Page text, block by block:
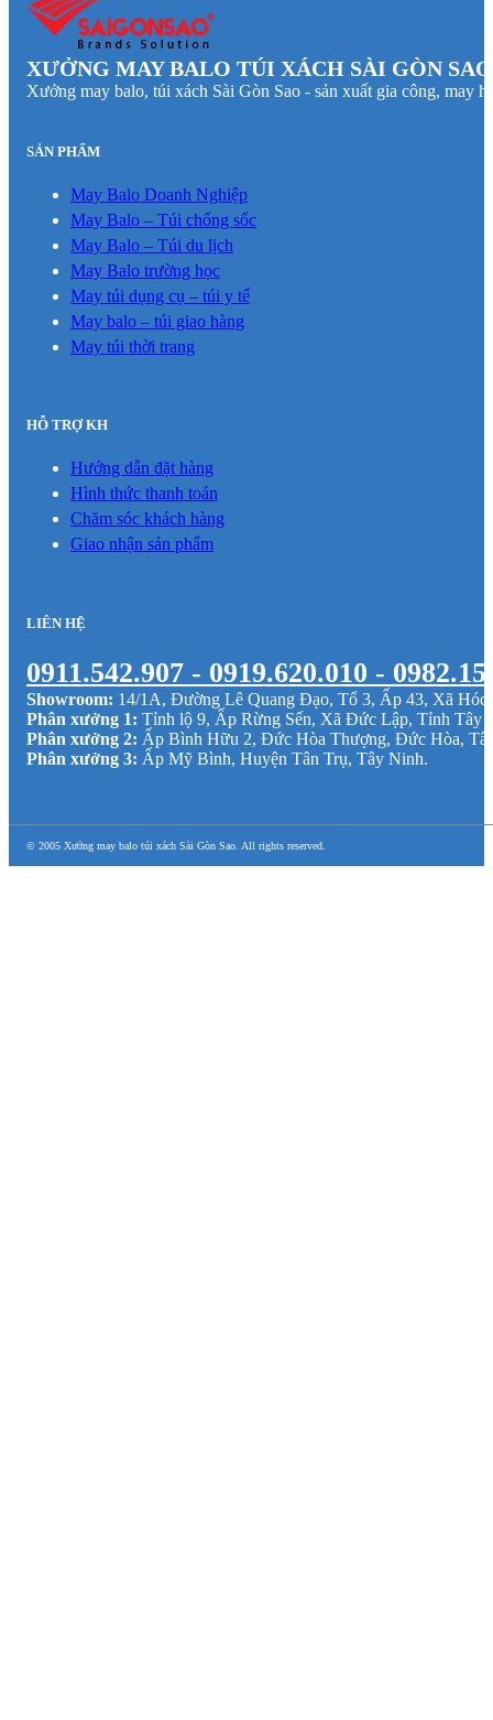
XƯỞNG MAY BALO TÚI XÁCH SÀI GÒN
Xưởng may balo, túi xách Sài Gòn Sao - sản xuất gia công, may
SẢN PHẨM
May Balo Doanh Nghiệp
May Balo – Túi chống sốc
May Balo – Túi du lịch
May Balo trường học
May túi dụng cụ – túi y tế
May balo – túi giao hàng
May túi thời trang
HỖ TRỢ KH
Hướng dẫn đặt hàng
Hình thức thanh toán
Chăm sóc khách hàng
Giao nhận sản phẩm
LIÊN HỆ
0911.542.907 - 0919.620.010 -
Showroom: 14/1A, Đường Lê Quang Đạo, Tổ 3, Ấp 43, Xã Hóc
Phân xưởng 1: Tỉnh lộ 9, Ấp Rừng Sến, Xã Đức Lập, Tỉnh Tây
Phân xưởng 2: Ấp Bình Hữu 2, Đức Hòa Thượng, Đức Hòa,
Phân xưởng 3: Ấp Mỹ Bình, Huyện Tân Trụ, Tây Ninh.
© 2005 Xưởng may balo túi xách Sài Gòn Sao. All rights reserved.